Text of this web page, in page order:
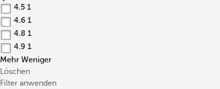
4.5 1
4.6 1
4.8 1
4.9 1
Mehr Weniger
Löschen
Filter anwenden